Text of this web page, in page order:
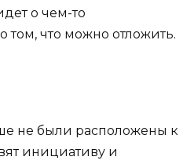
о чем-то
том, что можно отложить.
не были расположены к
инициативу и